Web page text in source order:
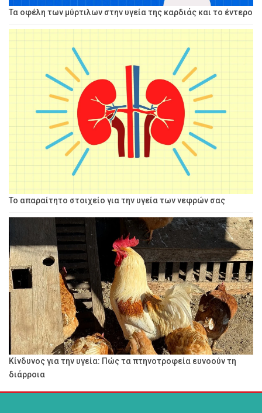
Τα οφέλη των μύρτιλων στην υγεία της καρδιάς και το έντερο
Το απαραίτητο στοιχείο για την υγεία των νεφρών σας
Κίνδυνος για την υγεία: Πώς τα πτηνοτροφεία ευνοούν τη
διάρροια